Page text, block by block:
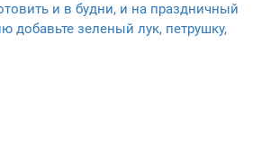
и в будни, и на праздничный
добавьте зеленый лук, петрушку,